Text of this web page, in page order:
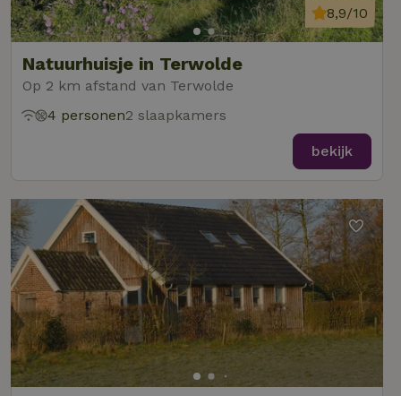
Natuurhuisje in Terwolde
Op 2 km afstand van Terwolde
8,9/10
4 personen2 slaapkamers
bekijk